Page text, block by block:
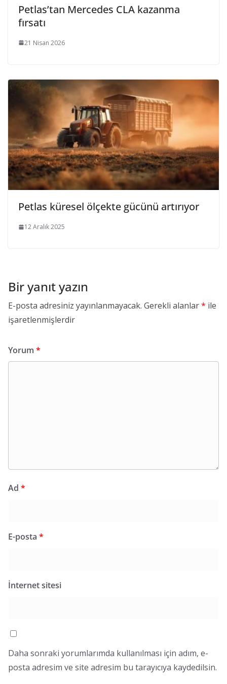
Petlas’tan Mercedes CLA kazanma
fırsatı
21 Nisan 2026
Petlas küresel ölçekte gücünü artırıyor
12 Aralık 2025
Bir yanıt yazın
E-posta adresiniz yayınlanmayacak. Gerekli alanlar* ile
işaretlenmişlerdir
Yorum *
Ad *
E-posta *
İnternet sitesi
Daha sonraki yorumlarımda kullanılması için adım, e-
posta adresim ve site adresim bu tarayıcıya kaydedilsin.